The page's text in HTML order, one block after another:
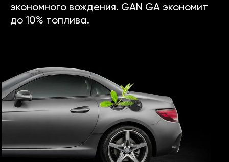
экономного вождения. GAN GA экономит
до 10% топлива.